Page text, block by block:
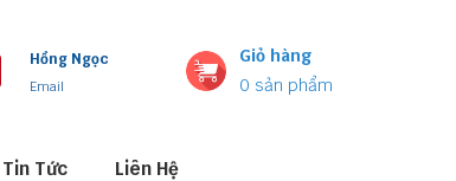
Hồng Ngọc
Email
Giỏ hàng
0 sản phẩm
Tin Tức Liên Hệ